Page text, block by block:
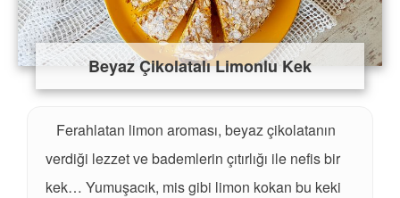
Beyaz Çikolatalı Limonlu Kek
Ferahlatan limon aroması, beyaz çikolatanın
verdiği lezzet ve bademlerin çıtırlığı ile nefis bir
kek… Yumuşacık, mis gibi limon kokan bu keki